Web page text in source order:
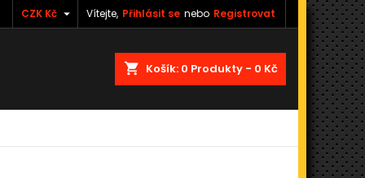
Vítejte, Přihlásit se nebo Registrovat
CZK Kč 
shopping_cart Košík: 0 Produkty - 0 Kč